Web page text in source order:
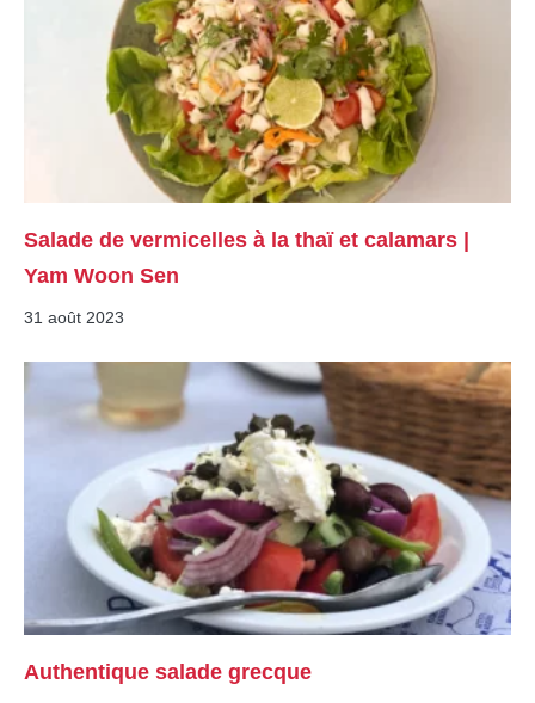
Salade de vermicelles à la thaï et calamars |
Yam Woon Sen
31 août 2023
Authentique salade grecque